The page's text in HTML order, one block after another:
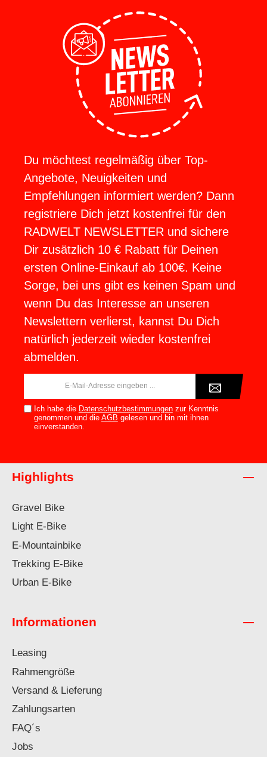
Du möchtest regelmäßig über Top-
Angebote, Neuigkeiten und
Empfehlungen informiert werden? Dann
registriere Dich jetzt kostenfrei für den
RADWELT NEWSLETTER und sichere
Dir zusätzlich 10 € Rabatt für Deinen
ersten Online-Einkauf ab 100€. Keine
Sorge, bei uns gibt es keinen Spam und
wenn Du das Interesse an unseren
Newslettern verlierst, kannst Du Dich
natürlich jederzeit wieder kostenfrei
abmelden.
Ich habe die Datenschutzbestimmungenzur Kenntnis
genommen und die AGB gelesen und bin mit ihnen
einverstanden.
Highlights
Gravel Bike
Light E-Bike
E-Mountainbike
Trekking E-Bike
Urban E-Bike
Informationen
Leasing
Rahmengröße
Versand & Lieferung
Zahlungsarten
FAQ´s
Jobs